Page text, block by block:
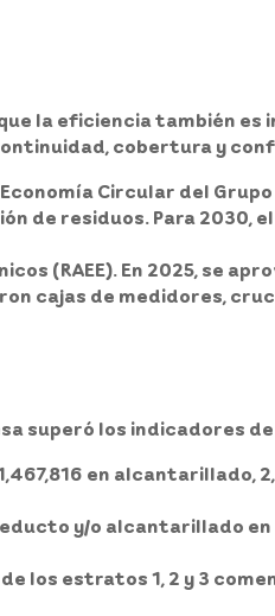
la eficiencia también es
cobertura y
Circular del Grupo
de residuos. Para 2030,
(RAEE). En 2025, se
cajas de medidores,
superó los indicadores
en alcantarillado,
y/o alcantarillado en
los estratos 1, 2 y 3